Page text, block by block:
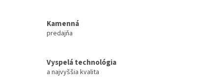
Kamenná
predajňa
Vyspelá technológia
a najvyššia kvalita